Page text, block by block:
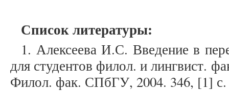
Список литературы:
1. Алексеева И.С. Введение в
для студентов филол. и лингвист.
Филол. фак. СПбГУ, 2004. 346, [1] с.